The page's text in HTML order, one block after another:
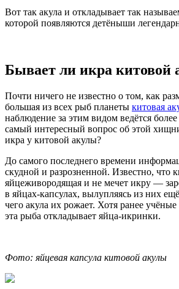
Вот так акула и откладывает так
которой появляются детёныши
Бывает ли икра китовой
Почти ничего не известно о том, как
большая из всех рыб планеты китовая
наблюдение за этим видом ведётся
самый интересный вопрос об этой
икра у китовой акулы?
До самого последнего времени
скудной и разрозненной. Известно, что
яйцеживородящая и не мечет икру —
в яйцах-капсулах, вылупляясь из них
чего акула их рожает. Хотя ранее
эта рыба откладывает яйца-икринки.
Фото: яйцевая капсула китовой акулы